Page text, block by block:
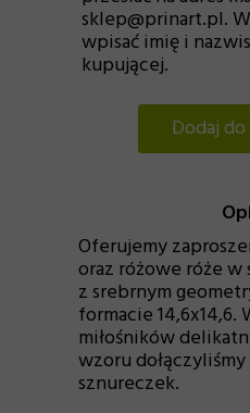
Oferujemy
oraz różowe róże
z srebrnym
formacie 14,6x14,6.
miłośników
wzoru
sznureczek.
Dodaj
sklep@prinart.pl.
wpisać imię i
kupującej.